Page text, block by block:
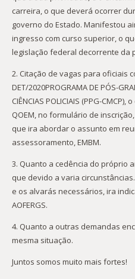
carreira, o que deverá ocorrer
governo do Estado. Manifestou
ingresso com curso superior, o
legislação federal decorrente da
2. Citação de vagas para oficiais
DET/2020PROGRAMA DE PÓS-
CIÊNCIAS POLICIAIS (PPG-
QOEM, no formulário de
que ira abordar o assunto em
assessoramento, EMBM.
3. Quanto a cedência do próprio
que devido a varia
e os alvarás necessários, ira
AOFERGS.
4. Quanto a outras demandas
mesma situação.
Juntos somos muito mais fortes!